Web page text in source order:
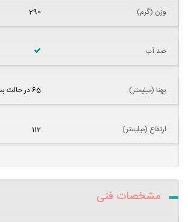
وزن (گرم) 290
ضد آب
پهنا (میلیمتر) 65 در حالت بسته / 100 در حالت باز
ارتفاع (میلیمتر) 112
مشخصات فنی